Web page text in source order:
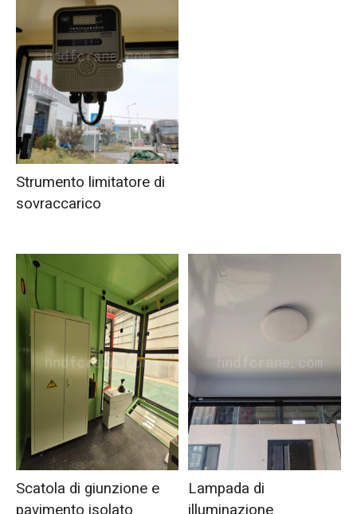
Strumento limitatore di
sovraccarico
Scatola di giunzione e
Lampada di